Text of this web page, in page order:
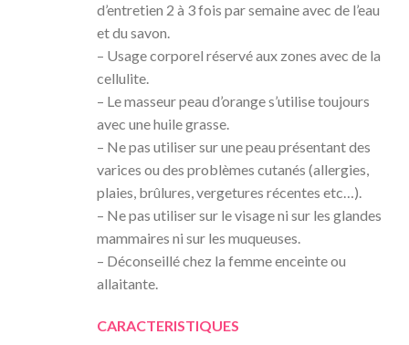
d’entretien 2 à 3 fois par semaine avec de l’eau
et du savon.
– Usage corporel réservé aux zones avec de la
cellulite.
– Le masseur peau d’orange s’utilise toujours
avec une huile grasse.
– Ne pas utiliser sur une peau présentant des
varices ou des problèmes cutanés (allergies,
plaies, brûlures, vergetures récentes etc…).
– Ne pas utiliser sur le visage ni sur les glandes
mammaires ni sur les muqueuses.
– Déconseillé chez la femme enceinte ou
allaitante.
CARACTERISTIQUES